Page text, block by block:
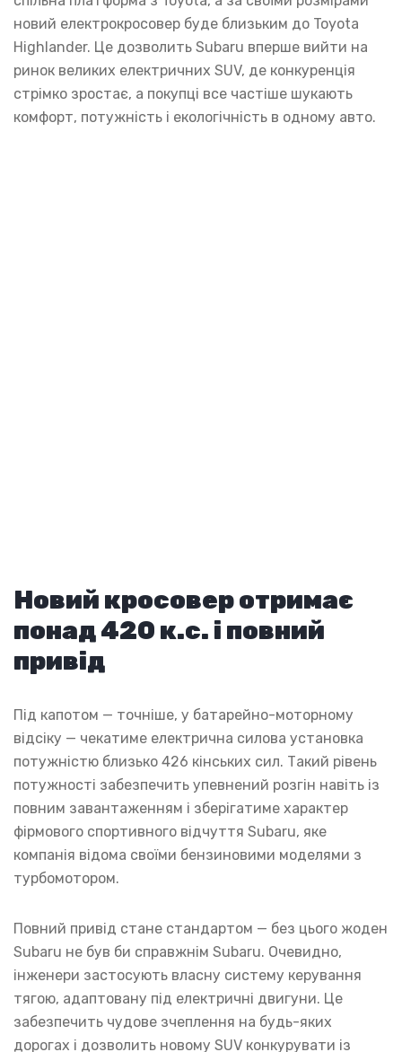
новий електрокросовер буде близьким до Toyota
Highlander. Це дозволить Subaru вперше вийти на
ринок великих електричних SUV, де конкуренція
стрімко зростає, а покупці все частіше шукають
комфорт, потужність і екологічність в одному авто.
Новий кросовер отримає
понад 420 к.с. і повний
привід
Під капотом — точніше, у батарейно-моторному
відсіку — чекатиме електрична силова установка
потужністю близько 426 кінських сил. Такий рівень
потужності забезпечить упевнений розгін навіть із
повним завантаженням і зберігатиме характер
фірмового спортивного відчуття Subaru, яке
компанія відома своїми бензиновими моделями з
турбомотором.
Повний привід стане стандартом — без цього жоден
Subaru не був би справжнім Subaru. Очевидно,
інженери застосують власну систему керування
тягою, адаптовану під електричні двигуни. Це
забезпечить чудове зчеплення на будь-яких
дорогах і дозволить новому SUV конкурувати із